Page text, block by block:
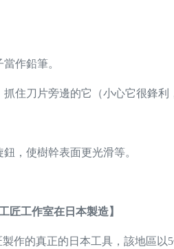
作鉛筆。
住刀片旁邊的它（小心它很鋒利
，使樹幹表面更光滑等。
匠工作室在日本製造】
作的真正的日本工具，該地區以